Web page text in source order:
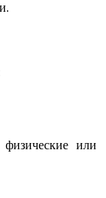
или